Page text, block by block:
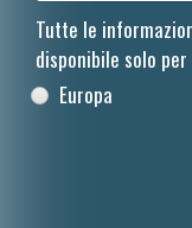
Dansk
Tutte le
disponibile solo
Europa